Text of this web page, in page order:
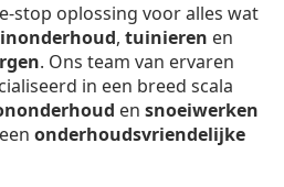
stop oplossing voor alles wat
, tuinieren en
. Ons team van ervaren
in een breed scala
en snoeiwerken
onderhoudsvriendelijke